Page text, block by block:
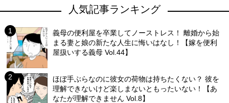
人気記事ランキング
義母の便利屋を卒業してノーストレス！ 離婚から始
まる妻と娘の新たな人生に悔いはなし！【嫁を便利
屋扱いする義母 Vol.44】
ほぼ手ぶらなのに彼女の荷物は持ちたくない？ 彼を
理解できないけど楽しまないともったいない！【あ
なたが理解できません Vol.8】